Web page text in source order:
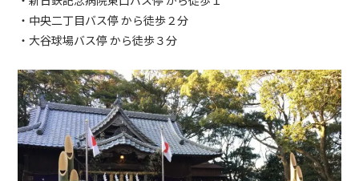
・中央二丁目バス停 から徒歩２分
・大谷球場バス停 から徒歩３分